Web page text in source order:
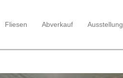
Fliesen Abverkauf Ausstellung